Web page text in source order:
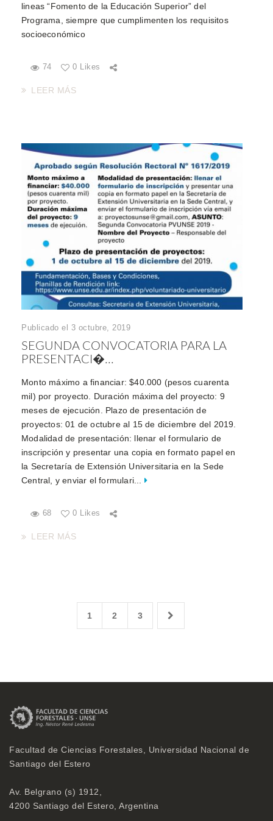
lineas “Fomento de la Educación Superior” del
Programa, siempre que cumplimenten los requisitos
socioeconómico
74 0 Likes
LEER MÁS
Publicado el 3 octubre, 2019
SEGUNDA CONVOCATORIA PARA LA
PRESENTACI�...
Monto máximo a financiar: $40.000 (pesos cuarenta
mil) por proyecto. Duración máxima del proyecto: 9
meses de ejecución. Plazo de presentación de
proyectos: 01 de octubre al 15 de diciembre del 2019.
Modalidad de presentación: llenar el formulario de
inscripción y presentar una copia en formato papel en
la Secretaría de Extensión Universitaria en la Sede
Central, y enviar el formulari...
68 0 Likes
LEER MÁS
1 2 3
Facultad de Ciencias Forestales, Universidad Nacional de
Santiago del Estero
Av. Belgrano (s) 1912,
4200 Santiago del Estero, Argentina